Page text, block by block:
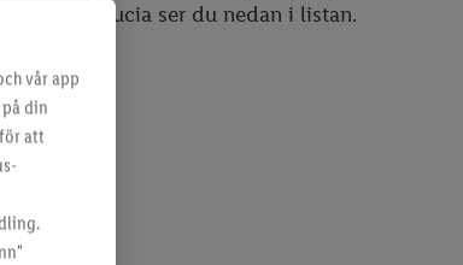
med lucia ser du nedan i listan.
vår app
din
att